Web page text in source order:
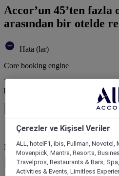
Accor’un 45’ten fazla
arasından bir otelde
Hata (lar)
Core booking engine
You’ll be redirected to Accor
book your stay
Hata (lar)
Nereye seyahat ediyorsunuz?
Booking Dates
Çerezler ve Kişisel Veriler
ALL, hotelF1, ibis, Pullman, Novotel,
Movenpick, Mantra, Resorts,
Travelpros, Restaurants & Bars,
Activities & Events, Limitless